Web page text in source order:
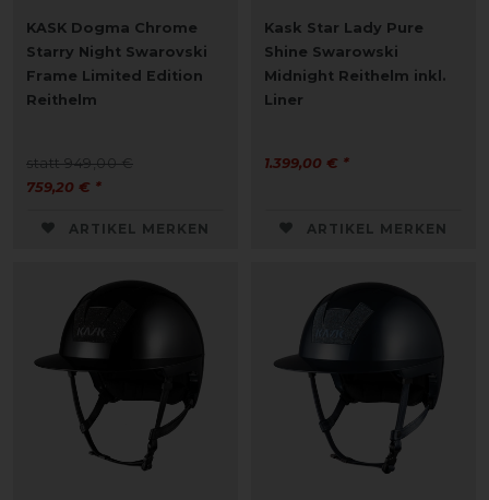
KASK Dogma Chrome
Starry Night Swarovski
Frame Limited Edition
Reithelm
statt 949,00 €
759,20 € *
ARTIKEL MERKEN
Kask Star Lady Pure
Shine Swarowski
Midnight Reithelm inkl.
Liner
1.399,00 € *
ARTIKEL MERKEN